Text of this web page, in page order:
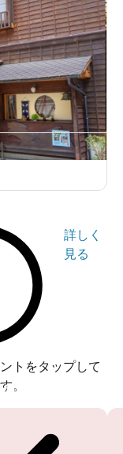
詳しく
見る
トをタップして
。とうございます